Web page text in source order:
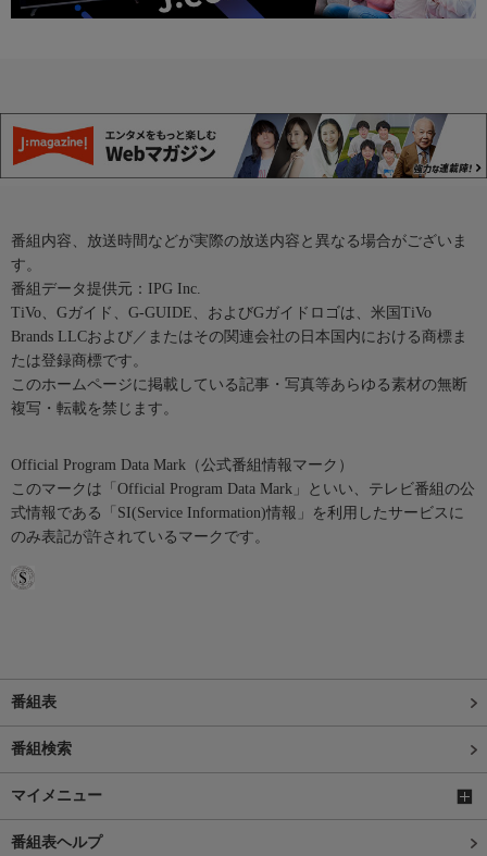
番組内容、放送時間などが実際の放送内容と異なる場合がございま
す。
番組データ提供元：IPG Inc.
TiVo、Gガイド、G-GUIDE、およびGガイドロゴは、米国TiVo
Brands LLCおよび／またはその関連会社の日本国内における商標ま
たは登録商標です。
このホームページに掲載している記事・写真等あらゆる素材の無断
複写・転載を禁じます。
Official Program Data Mark（公式番組情報マーク）
このマークは「Official Program Data Mark」といい、テレビ番組の公
式情報である「SI(Service Information)情報」を利用したサービスに
のみ表記が許されているマークです。
番組表
番組検索
マイメニュー
番組表ヘルプ